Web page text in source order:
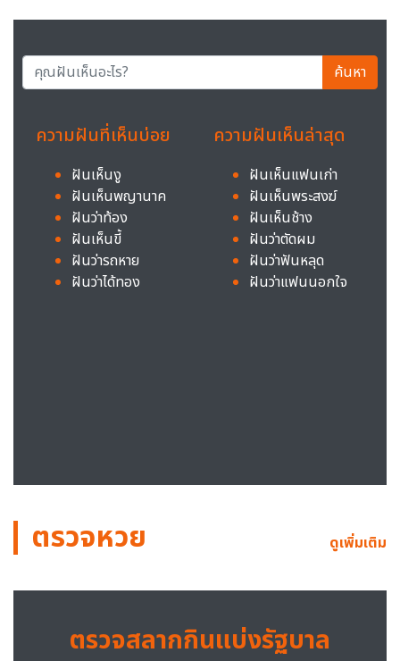
ค้นหา
ความฝันที่เห็นบ่อย
ฝันเห็นงู
ฝันเห็นพญานาค
ฝันว่าท้อง
ฝันเห็นขี้
ฝันว่ารถหาย
ฝันว่าได้ทอง
ความฝันเห็นล่าสุด
ฝันเห็นแฟนเก่า
ฝันเห็นพระสงฆ์
ฝันเห็นช้าง
ฝันว่าตัดผม
ฝันว่าฟันหลุด
ฝันว่าแฟนนอกใจ
ตรวจหวย ดูเพิ่มเติม
ตรวจสลากกินแบ่งรัฐบาล